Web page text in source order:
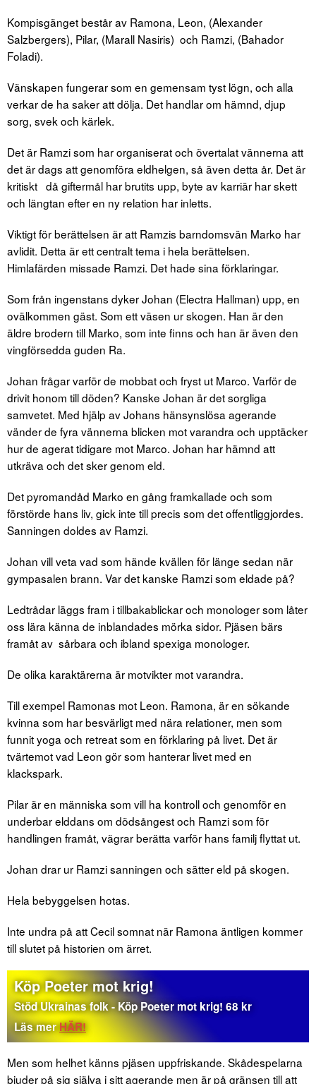
Kompisgänget består av Ramona, Leon, (Alexander
Salzbergers), Pilar, (Marall Nasiris) och Ramzi, (Bahador
Foladi).
Vänskapen fungerar som en gemensam tyst lögn, och alla
verkar de ha saker att dölja. Det handlar om hämnd, djup
sorg, svek och kärlek.
Det är Ramzi som har organiserat och övertalat vännerna att
det är dags att genomföra eldhelgen, så även detta år. Det är
kritiskt då giftermål har brutits upp, byte av karriär har skett
och längtan efter en ny relation har inletts.
Viktigt för berättelsen är att Ramzis barndomsvän Marko har
avlidit. Detta är ett centralt tema i hela berättelsen.
Himlafärden missade Ramzi. Det hade sina förklaringar.
Som från ingenstans dyker Johan (Electra Hallman) upp, en
ovälkommen gäst. Som ett väsen ur skogen. Han är den
äldre brodern till Marko, som inte finns och han är även den
vingförsedda guden Ra.
Johan frågar varför de mobbat och fryst ut Marco. Varför de
drivit honom till döden? Kanske Johan är det sorgliga
samvetet. Med hjälp av Johans hänsynslösa agerande
vänder de fyra vännerna blicken mot varandra och upptäcker
hur de agerat tidigare mot Marco. Johan har hämnd att
utkräva och det sker genom eld.
Det pyromandåd Marko en gång framkallade och som
förstörde hans liv, gick inte till precis som det offentliggjordes.
Sanningen doldes av Ramzi.
Johan vill veta vad som hände kvällen för länge sedan när
gympasalen brann. Var det kanske Ramzi som eldade på?
Ledtrådar läggs fram i tillbakablickar och monologer som låter
oss lära känna de inblandades mörka sidor. Pjäsen bärs
framåt av sårbara och ibland spexiga monologer.
De olika karaktärerna är motvikter mot varandra.
Till exempel Ramonas mot Leon. Ramona, är en sökande
kvinna som har besvärligt med nära relationer, men som
funnit yoga och retreat som en förklaring på livet. Det är
tvärtemot vad Leon gör som hanterar livet med en
klackspark.
Pilar är en människa som vill ha kontroll och genomför en
underbar elddans om dödsångest och Ramzi som för
handlingen framåt, vägrar berätta varför hans familj flyttat ut.
Johan drar ur Ramzi sanningen och sätter eld på skogen.
Hela bebyggelsen hotas.
Inte undra på att Cecil somnat när Ramona äntligen kommer
till slutet på historien om ärret.
Köp Poeter mot krig!
Stöd Ukrainas folk - Köp Poeter mot krig! 68 kr
Läs merHÄR!
Men som helhet känns pjäsen uppfriskande. Skådespelarna
bjuder på sig själva i sitt agerande men är på gränsen till att